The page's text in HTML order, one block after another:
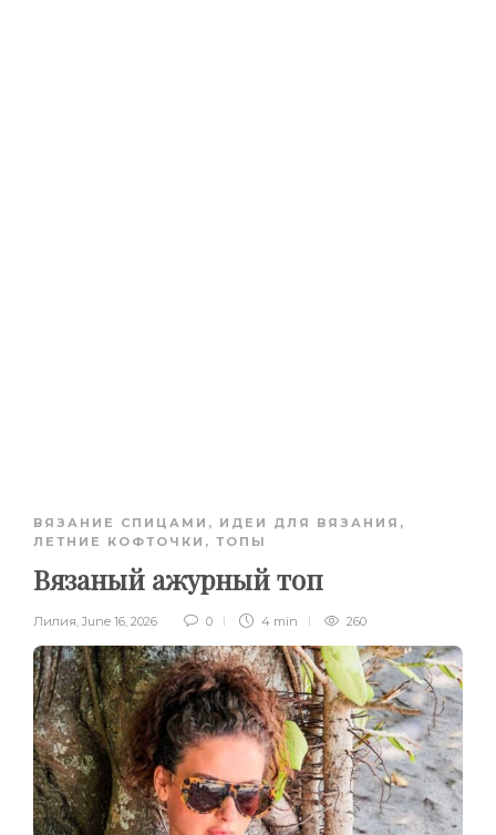
ВЯЗАНИЕ СПИЦАМИ , ИДЕИ ДЛЯ ВЯЗАНИЯ ,
ЛЕТНИЕ КОФТОЧКИ, ТОПЫ
Вязаный ажурный топ
Лилия, June 16, 2026 0 4 min 260